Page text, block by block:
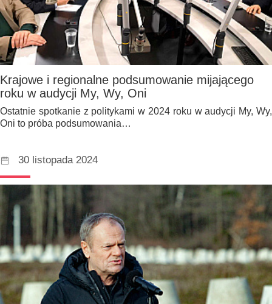
Krajowe i regionalne podsumowanie mijającego
roku w audycji My, Wy, Oni
Ostatnie spotkanie z politykami w 2024 roku w audycji My, Wy,
Oni to próba podsumowania…
30 listopada 2024